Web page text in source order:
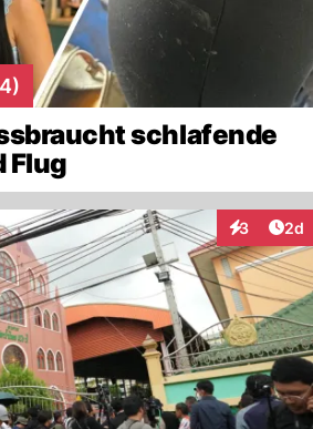
schlafende
Flug
3 2d